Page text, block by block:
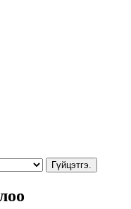
Гүйцэтгэ.